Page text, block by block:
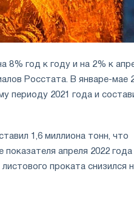
8% год к году и на 2% к
Росстата. В январе-мае
периоду 2021 года и
1,6 миллиона тонн, что
апреля 2022 года
проката снизился